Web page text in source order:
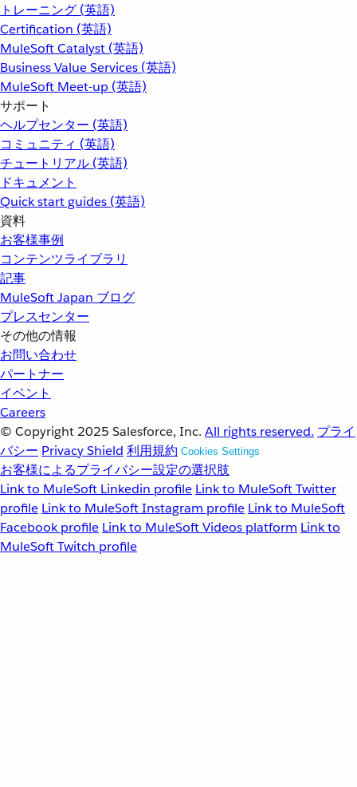
トレーニング (英語)
Certification (英語)
MuleSoft Catalyst (英語)
Business Value Services (英語)
MuleSoft Meet-up (英語)
サポート
ヘルプセンター (英語)
コミュニティ (英語)
チュートリアル (英語)
ドキュメント
Quick start guides (英語)
資料
お客様事例
コンテンツライブラリ
記事
MuleSoft Japan ブログ
プレスセンター
その他の情報
お問い合わせ
パートナー
イベント
Careers
© Copyright 2025 Salesforce, Inc. All rights reserved. プライ
バシー Privacy Shield 利用規約 Cookies Settings
お客様によるプライバシー設定の選択肢
Link to MuleSoft Linkedin profile Link to MuleSoft Twitter
profile Link to MuleSoft Instagram profile Link to MuleSoft
Facebook profile Link to MuleSoft Videos platform Link to
MuleSoft Twitch profile